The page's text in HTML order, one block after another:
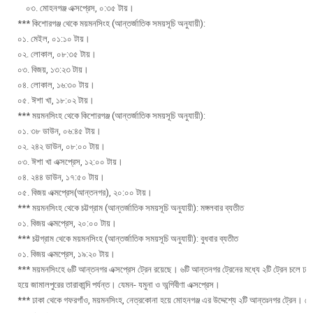
০৩. মোহনগঞ্জ এক্সপ্রেস, ০:৩৫ টায়।
*** কিশোরগঞ্জ থেকে ময়মনসিংহ (আন্তর্জাতিক সময়সূচি অনুযায়ী):
০১. মেইল, ০১:১০ টায়।
০২. লোকাল, ০৮:৩৫ টায়।
০৩. বিজয়, ১৩:২৩ টায়।
০৪. লোকাল, ১৬:৩০ টায়।
০৫. ঈশা খা, ১৮:০২ টায়।
*** ময়মনসিংহ থেকে কিশোরগঞ্জ (আন্তর্জাতিক সময়সূচি অনুযায়ী):
০১. ৩৮ ডাউন, ০৬:৪৫ টায়।
০২. ২৪২ ডাউন, ০৮:০০ টায়।
০৩. ঈশা খা এক্সপ্রেস, ১২:০০ টায়।
০৪. ২৪৪ ডাউন, ১৭:৫০ টায়।
০৫. বিজয় এক্মপ্রেস(আন্তনগর), ২০:০০ টায়।
*** ময়মনসিংহ থেকে চট্টগ্রাম (আন্তর্জাতিক সময়সূচি অনুযায়ী): মঙ্গলবার ব্যতীত
০১. বিজয় এক্মপ্রেস, ২০:০০ টায়।
*** চট্টগ্রাম থেকে ময়মনসিংহ (আন্তর্জাতিক সময়সূচি অনুযায়ী): বুধবার ব্যতীত
০১. বিজয় এক্মপ্রেস, ১৯:২০ টায়।
*** ময়মনসিংহে ৬টি আন্তনগর এক্সপ্রেস ট্রেন রয়েছে। ৬টি আন্তনগর ট্রেনের মধ্যে ২টি ট্রেন চলে
হয়ে জামালপুরের তারাকান্দি পর্যন্ত। যেমন- যমুনা ও অন্গিবীণা এক্সপ্রেস।
*** ঢাকা থেকে গফরগাঁও, ময়মনসিংহ, নেত্রকোনা হয়ে মোহনগঞ্জ এর উদ্দেশ্যে ২টি আন্তঃনগর ট্রেন।